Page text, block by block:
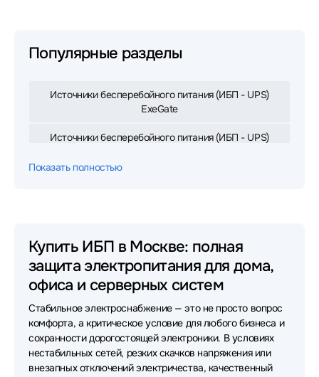
Популярные разделы
Источники бесперебойного питания (ИБП - UPS)
ExeGate
Источники бесперебойного питания (ИБП - UPS)
Источники бесперебойного питания (ИБП - UPS)
Powercom
Источники бесперебойного питания (ИБП - UPS)
CyberPower
Источники бесперебойного питания (ИБП - UPS)
Powerman
Показать полностью
Купить ИБП в Москве: полная
защита электропитания для дома,
офиса и серверных систем
Стабильное электроснабжение — это не просто вопрос
комфорта, а критическое условие для любого бизнеса и
сохранности дорогостоящей электроники. В условиях
нестабильных сетей, резких скачков напряжения или
внезапных отключений электричества, качественный